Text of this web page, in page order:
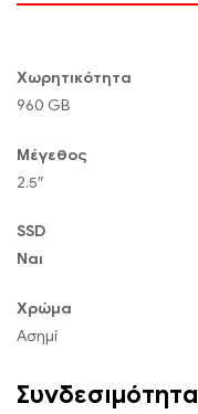
Χωρητικότητα
960 GB
Μέγεθος
2.5″
SSD
Ναι
Χρώμα
Ασημί
Συνδεσιμότητα